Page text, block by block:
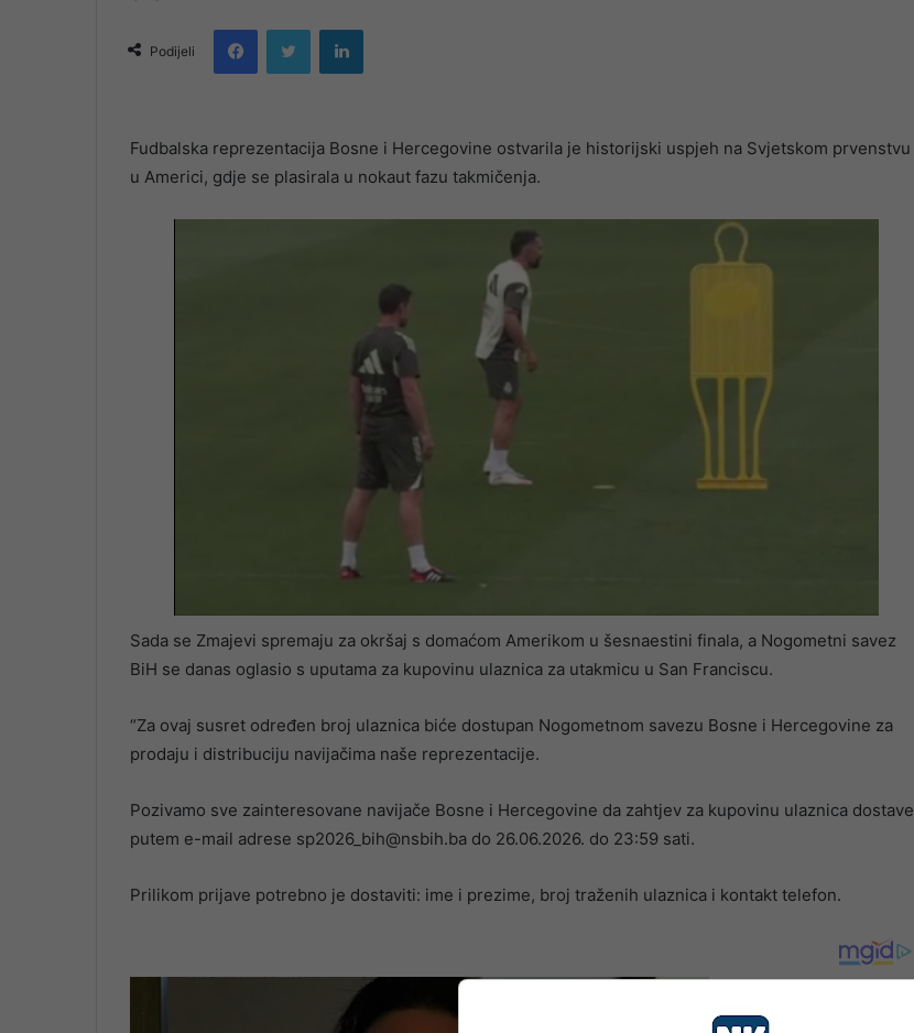
email
Podijeli
FacebookTwitter LinkedIn
Fudbalska reprezentacija Bosne i Hercegovine ostvarila je historijski uspjeh na Svjetskom prvenstvu
u Americi, gdje se plasirala u nokaut fazu takmičenja.
Sada se Zmajevi spremaju za okršaj s domaćom Amerikom u šesnaestini finala, a Nogometni savez
BiH se danas oglasio s uputama za kupovinu ulaznica za utakmicu u San Franciscu.
“Za ovaj susret određen broj ulaznica biće dostupan Nogometnom savezu Bosne i Hercegovine za
prodaju i distribuciju navijačima naše reprezentacije.
Pozivamo sve zainteresovane navijače Bosne i Hercegovine da zahtjev za kupovinu ulaznica dostave
putem e-mail adrese sp2026_bih@nsbih.ba do 26.06.2026. do 23:59 sati.
Prilikom prijave potrebno je dostaviti: ime i prezime, broj traženih ulaznica i kontakt telefon.